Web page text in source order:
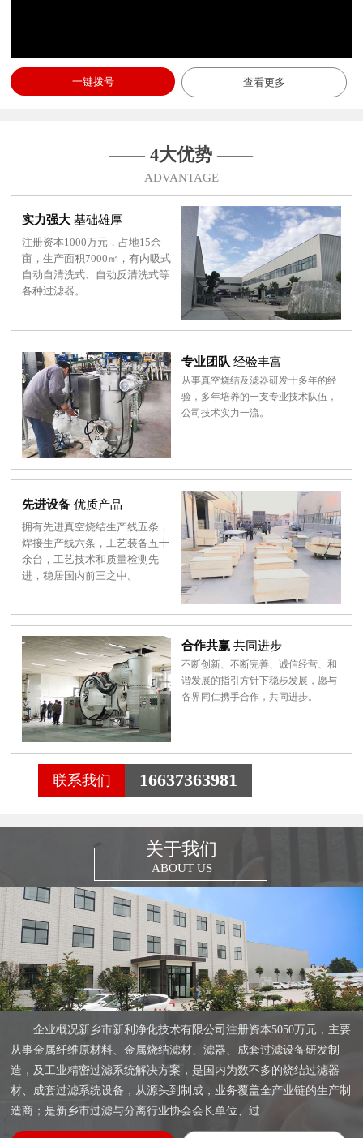
一键拨号 查看更多
——4大优势 ——
ADVANTAGE
实力强大 基础雄厚
注册资本1000万元，占地15余
亩，生产面积7000㎡，有内吸式
自动自清洗式、自动反清洗式等
各种过滤器。
专业团队 经验丰富
从事真空烧结及滤器研发十多年的经
验，多年培养的一支专业技术队伍，
公司技术实力一流。
先进设备 优质产品
拥有先进真空烧结生产线五条，
焊接生产线六条，工艺装备五十
余台，工艺技术和质量检测先
进，稳居国内前三之中。
合作共赢 共同进步
不断创新、不断完善、诚信经营、和
谐发展的指引方针下稳步发展，愿与
各界同仁携手合作，共同进步。
联系我们 16637363981
关于我们
ABOUT US
企业概况新乡市新利净化技术有限公司注册资本5050万元，主要
从事金属纤维原材料、金属烧结滤材、滤器、成套过滤设备研发制
造，及工业精密过滤系统解决方案，是国内为数不多的烧结过滤器
材、成套过滤系统设备，从源头到制成，业务覆盖全产业链的生产制
造商；是新乡市过滤与分离行业协会会长单位、过.........